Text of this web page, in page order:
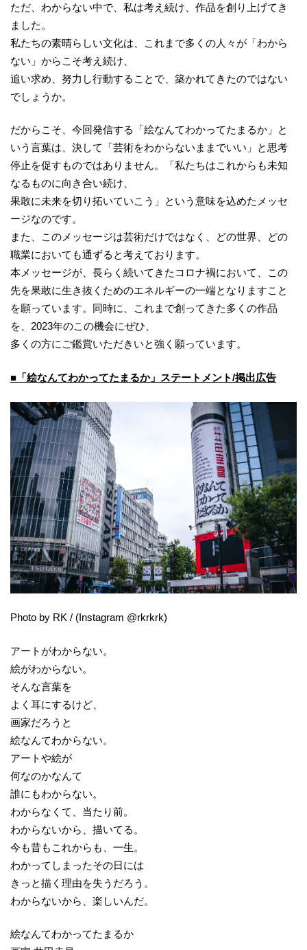
ただ、わからない中で、私は考え続け、作品を創り上げてき
ました。
私たちの素晴らしい文化は、これまで多くの人々が「わから
ない」からこそ考え続け、
追い求め、努力し行動することで、築かれてきたのではない
でしょうか。
だからこそ、今回発信する「絵なんてわかってたまるか」と
いう言葉は、決して「芸術をわからないままでいい」と思考
停止を促すものではありません。「私たちはこれからも未知
なるものに向き合い続け、
果敢に未来を切り拓いていこう」という意味を込めたメッセ
ージなのです。
また、このメッセージは芸術だけではなく、どの世界、どの
職業においても通ずると考えております。
本メッセージが、長らく続いてきたコロナ禍において、この
先を果敢に生き抜くためのエネルギーの一端となりますこと
を願っています。同時に、これまで創ってきた多くの作品
を、2023年のこの機会にぜひ、
多くの方にご鑑賞いただきいと強く願っています。
■「絵なんてわかってたまるか」ステートメント/掲出広告
Photo by RK / (Instagram @rkrkrk)
アートがわからない。
絵がわからない。
そんな言葉を
よく耳にするけど、
画家だろうと
絵なんてわからない。
アートや絵が
何なのかなんて
誰にもわからない。
わからなくて、当たり前。
わからないから、描いてる。
今も昔もこれからも、一生。
わかってしまったその日には
きっと描く理由を失うだろう。
わからないから、楽しいんだ。
絵なんてわかってたまるか